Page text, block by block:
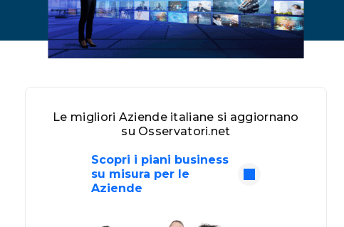
Le migliori Aziende italiane si aggiornano
su Osservatori.net
Scopri i piani business
su misura per le
Aziende